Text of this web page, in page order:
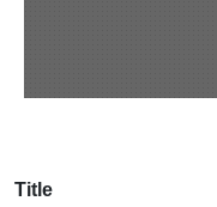
Title